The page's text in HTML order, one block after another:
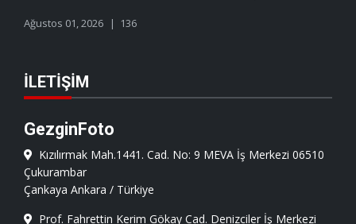
Ağustos 01, 2026 136
İLETIŞIM
GezginFoto
Kızılırmak Mah.1441. Cad. No: 9 MEVA İş Merkezi 06510
Çukurambar
Çankaya Ankara / Türkiye
Prof. Fahrettin Kerim Gökay Cad. Denizciler İş Merkezi